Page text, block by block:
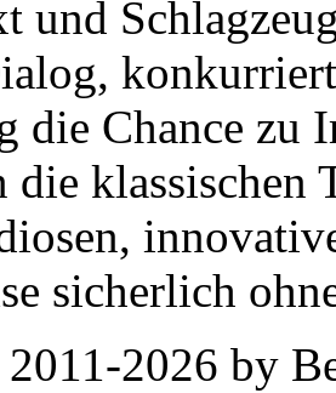
und
die Chance zu
die klassischen
sicherlich
2026 by